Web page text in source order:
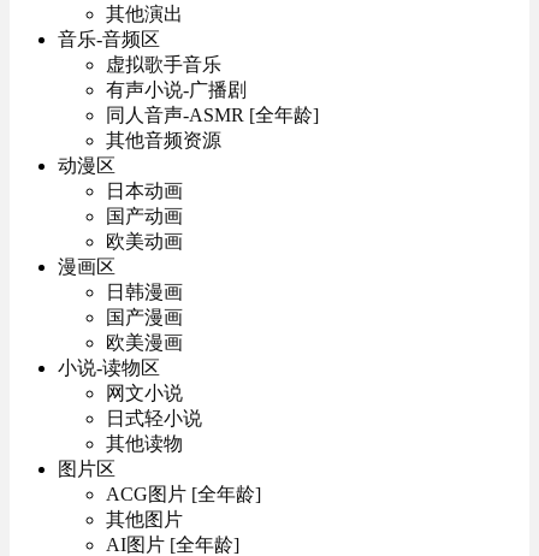
其他演出
音乐-音频区
虚拟歌手音乐
有声小说-广播剧
同人音声-ASMR [全年龄]
其他音频资源
动漫区
日本动画
国产动画
欧美动画
漫画区
日韩漫画
国产漫画
欧美漫画
小说-读物区
网文小说
日式轻小说
其他读物
图片区
ACG图片 [全年龄]
其他图片
AI图片 [全年龄]